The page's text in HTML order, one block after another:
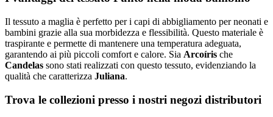
Il tessuto a maglia è perfetto per i capi di abbigliamento per neonati e
bambini grazie alla sua morbidezza e flessibilità. Questo materiale è
traspirante e permette di mantenere una temperatura adeguata,
garantendo ai più piccoli comfort e calore. Sia Arcoíris che
Candelas sono stati realizzati con questo tessuto, evidenziando la
qualità che caratterizza Juliana.
Trova le collezioni presso i nostri negozi distributori